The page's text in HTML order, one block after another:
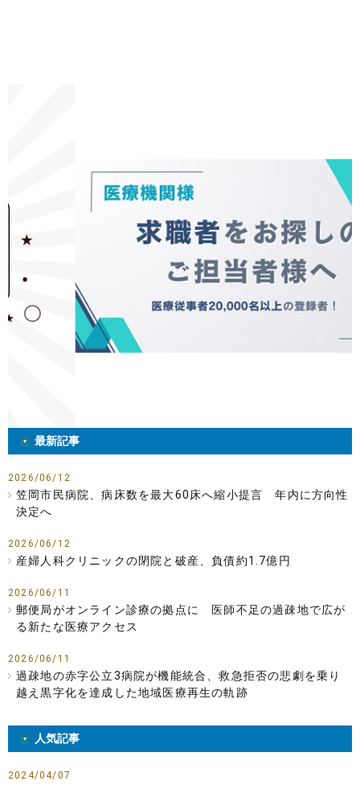
最新記事
2026/06/12
笠岡市民病院、病床数を最大60床へ縮小提言 年内に方向性
決定へ
2026/06/12
産婦人科クリニックの閉院と破産、負債約1.7億円
2026/06/11
郵便局がオンライン診療の拠点に 医師不足の過疎地で広が
る新たな医療アクセス
2026/06/11
過疎地の赤字公立3病院が機能統合、救急拒否の悲劇を乗り
越え黒字化を達成した地域医療再生の軌跡
人気記事
2024/04/07